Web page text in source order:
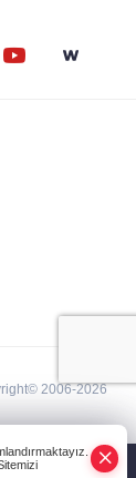
2006-2026